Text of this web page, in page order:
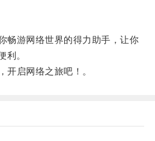
游网络世界的得力助手，让你
利。
启网络之旅吧！。